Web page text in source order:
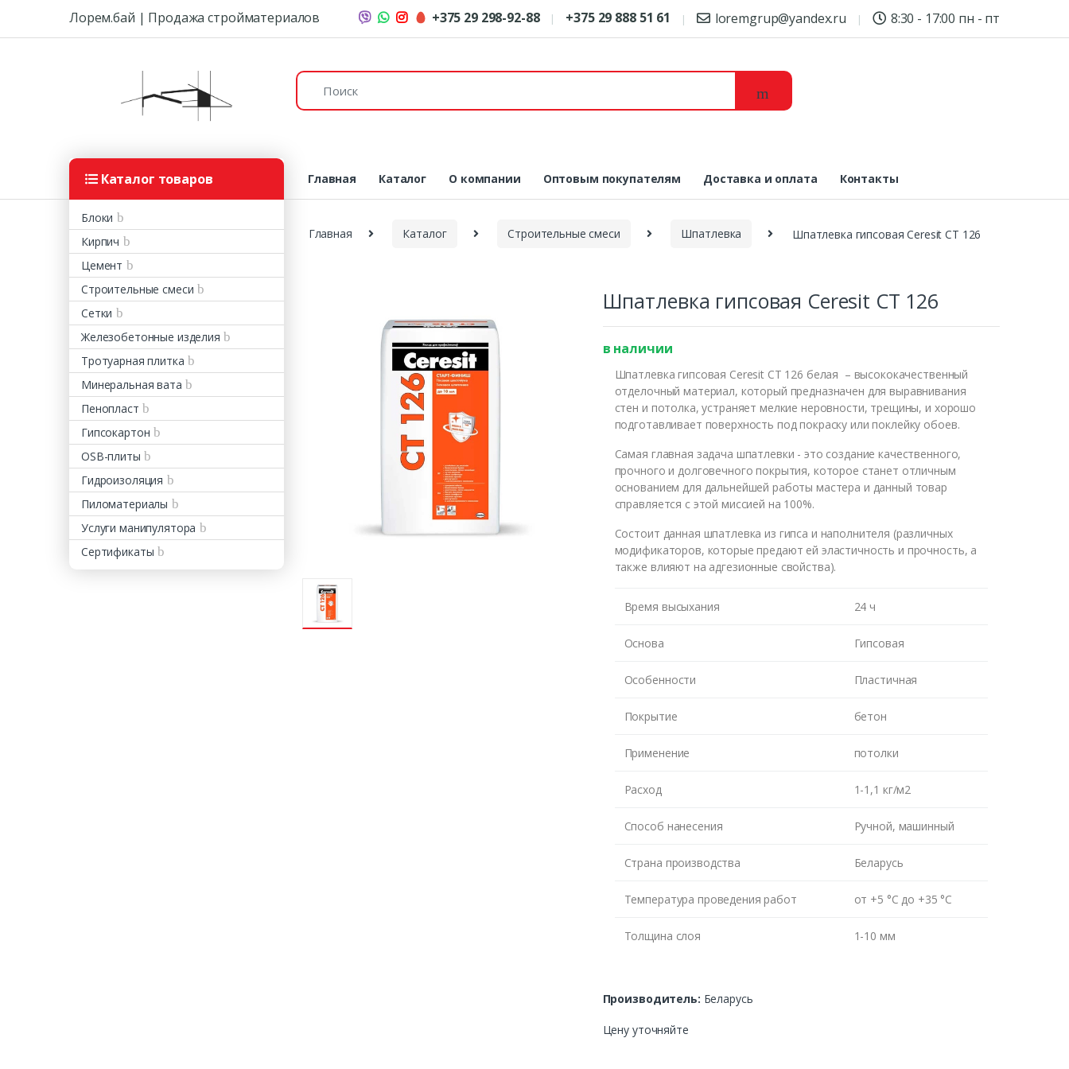
Skip to navigation
Skip to contentЛорем.бай | Продажа стройматериалов +375 29 298-92-88 +375 29 888 51 61 loremgrup@yandex.ru 8:30 - 17:00 пн - пт
Поиск:
Каталог товаров
Блоки
Кирпич
Цемент
Строительные смеси
Сетки
Железобетонные изделия
Тротуарная плитка
Минеральная вата
Пенопласт
Гипсокартон
OSB-плиты
Гидроизоляция
Пиломатериалы
Услуги манипулятора
Сертификаты
Главная Каталог О компании Оптовым покупателям Доставка и оплата Контакты
Главная Каталог Строительные смеси Шпатлевка Шпатлевка гипсовая Ceresit CT 126
Шпатлевка гипсовая Ceresit CT 126
в наличии
Шпатлевка гипсовая Ceresit CT 126 белая – высококачественный
отделочный материал, который предназначен для выравнивания
стен и потолка, устраняет мелкие неровности, трещины, и хорошо
подготавливает поверхность под покраску или поклейку обоев.
Самая главная задача шпатлевки - это создание качественного,
прочного и долговечного покрытия, которое станет отличным
основанием для дальнейшей работы мастера и данный товар
справляется с этой миссией на 100%.
Состоит данная шпатлевка из гипса и наполнителя (различных
модификаторов, которые предают ей эластичность и прочность, а
также влияют на адгезионные свойства).
Время высыхания 24 ч
Основа Гипсовая
Особенности Пластичная
Покрытие бетон
Применение потолки
Расход 1-1,1 кг/м2
Способ нанесения Ручной, машинный
Страна производства Беларусь
Температура проведения работ от +5 °С до +35 °С
Толщина слоя 1-10 мм
Производитель: Беларусь
Цену уточняйте
Оставьте номер и мы перезвоним Вам
ЖДУ ЗВОНКА